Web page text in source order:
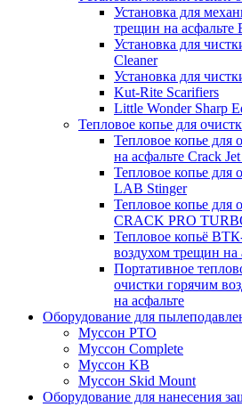
Установка для
трещин на асфальте
Установка для
Cleaner
Установка для
Kut-Rite Scarifiers
Little Wonder Sharp
Тепловое копье для
Тепловое копье
на асфальте Crack
Тепловое копье
LAB Stinger
Тепловое копье
CRACK PRO
Тепловое копьё
воздухом трещин на
Портативное
очистки горячим
на асфальте
Оборудование для
Муссон PTO
Муссон Complete
Муссон KB
Муссон Skid Mount
Оборудование для нанесения